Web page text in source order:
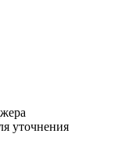
уточнения